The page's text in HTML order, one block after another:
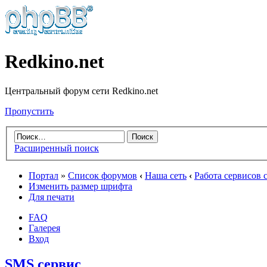
Redkino.net
Центральный форум сети Redkino.net
Пропустить
Расширенный поиск
Портал » Список форумов ‹ Наша сеть ‹ Работа сервисов
Изменить размер шрифта
Для печати
FAQ
Галерея
Вход